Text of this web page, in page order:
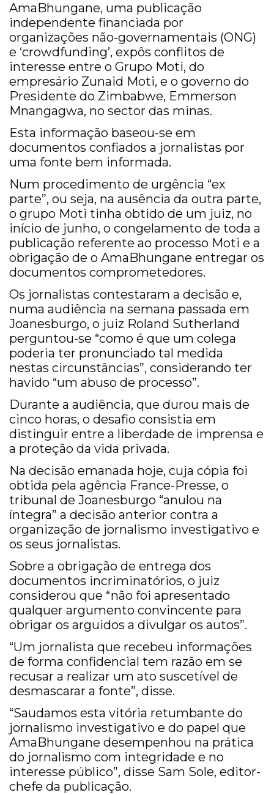
AmaBhungane, uma publicação
independente financiada por
organizações não-governamentais (ONG)
e ‘crowdfunding’, expôs conflitos de
interesse entre o Grupo Moti, do
empresário Zunaid Moti, e o governo do
Presidente do Zimbabwe, Emmerson
Mnangagwa, no sector das minas.
Esta informação baseou-se em
documentos confiados a jornalistas por
uma fonte bem informada.
Num procedimento de urgência “ex
parte”, ou seja, na ausência da outra parte,
o grupo Moti tinha obtido de um juiz, no
início de junho, o congelamento de toda a
publicação referente ao processo Moti e a
obrigação de o AmaBhungane entregar os
documentos comprometedores.
Os jornalistas contestaram a decisão e,
numa audiência na semana passada em
Joanesburgo, o juiz Roland Sutherland
perguntou-se “como é que um colega
poderia ter pronunciado tal medida
nestas circunstâncias”, considerando ter
havido “um abuso de processo”.
Durante a audiência, que durou mais de
cinco horas, o desafio consistia em
distinguir entre a liberdade de imprensa e
a proteção da vida privada.
Na decisão emanada hoje, cuja cópia foi
obtida pela agência France-Presse, o
tribunal de Joanesburgo “anulou na
íntegra” a decisão anterior contra a
organização de jornalismo investigativo e
os seus jornalistas.
Sobre a obrigação de entrega dos
documentos incriminatórios, o juiz
considerou que “não foi apresentado
qualquer argumento convincente para
obrigar os arguidos a divulgar os autos”.
“Um jornalista que recebeu informações
de forma confidencial tem razão em se
recusar a realizar um ato suscetível de
desmascarar a fonte”, disse.
“Saudamos esta vitória retumbante do
jornalismo investigativo e do papel que
AmaBhungane desempenhou na prática
do jornalismo com integridade e no
interesse público”, disse Sam Sole, editor-
chefe da publicação.